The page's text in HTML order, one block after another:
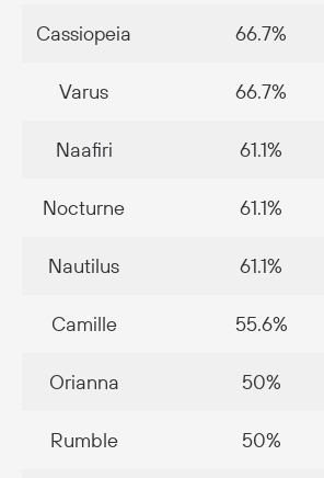
Cassiopeia 66.7%
Varus 66.7%
Naafiri 61.1%
Nocturne 61.1%
Nautilus 61.1%
Camille 55.6%
Orianna 50%
Rumble 50%